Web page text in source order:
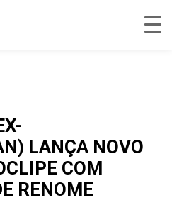
LANÇA NOVO
COM
RENOME